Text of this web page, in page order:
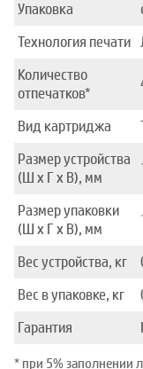
Упаковка
Технология печати
Количество
отпечатков*
Вид картриджа
Размер устройства
(Ш x Г x В), мм
Размер упаковки
(Ш x Г x В), мм
Вес устройства, кг
Вес в упаковке, кг
Гарантия
* при 5% заполнении